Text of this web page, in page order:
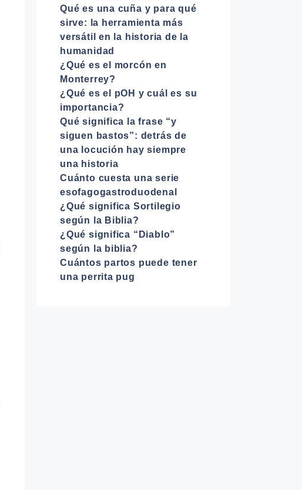
Qué es una cuña y para qué
sirve: la herramienta más
versátil en la historia de la
humanidad
¿Qué es el morcón en
Monterrey?
¿Qué es el pOH y cuál es su
importancia?
Qué significa la frase “y
siguen bastos”: detrás de
una locución hay siempre
una historia
Cuánto cuesta una serie
esofagogastroduodenal
¿Qué significa Sortilegio
según la Biblia?
¿Qué significa “Diablo”
según la biblia?
Cuántos partos puede tener
una perrita pug